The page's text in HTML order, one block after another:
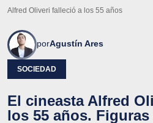
Alfred Oliveri falleció a los 55 años
porAgustín Ares
SOCIEDAD
El cineasta Alfred
los 55 años.